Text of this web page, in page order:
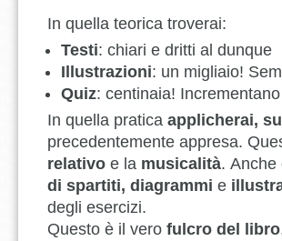
In quella teorica troverai:
Testi: chiari e dritti al dunque
Illustrazioni: un migliaio!
Quiz: centinaia!
In quella pratica applicherai,
precedentemente appresa.
relativo e la musicalità.
di spartiti, diagrammi e
degli esercizi.
Questo è il vero fulcro del libro